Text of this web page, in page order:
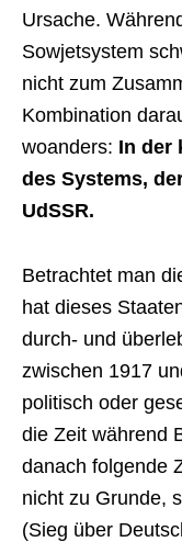
Ursache.
Sowjetsystem
nicht zum
Kombination
woanders: In der
des Systems,
UdSSR.
Betrachtet man
hat dieses
durch- und
zwischen 1917
politisch oder
die Zeit während
danach folgende
nicht zu Grunde,
(Sieg über